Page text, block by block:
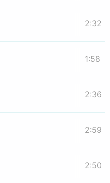
2:32
1:58
2:36
2:59
2:50